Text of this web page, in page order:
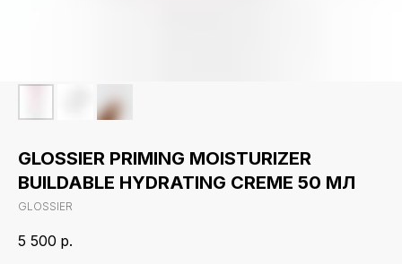
GLOSSIER PRIMING MOISTURIZER
BUILDABLE HYDRATING CREME 50 МЛ
GLOSSIER
5 500 р.